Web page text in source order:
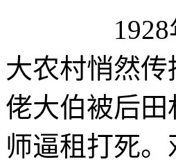
1928年，
大农村悄然
佬大伯被后田
师逼租打死